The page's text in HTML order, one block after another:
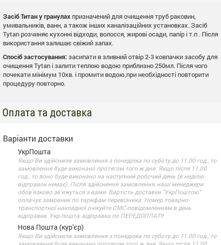
Засіб Титан у гранулах призначений для очищення труб раковин,
умивальників, ванн, а також інших каналізаційних установках. Засіб
Tytan розчиняє кухонні відходи, волосся, жирові осади, папір і т.п . Після
використання залишає свіжий запах.
Спосіб застосування: засипати в зливний отвір 2-3 ковпачки засобу для
очищення Tytan і залити теплою водою приблизно 250мл. Після чого
почекати мінімум 10хв. і промити водою,при необхідності повторити
процедуру повторно.
Оплата та доставка
Варіанти доставки
УкрПошта
Якщо Ви здійснили замовлення з понеділка по суботу до 11.00 год., то
замовлення буде виконано протягом того ж дня. Якщо після 11.00
год., то воно буде виконано на наступний робочий день (в неділю
відправок немає). Після здійснення замовлення, наші менеджери
обов'язково зв'яжуться з вами. Вартість доставки "УкрПоштою"
оплачує замовник по тарифам перевізника. Номер товарно-
транспортної накладної очікуйте СМС-повідомленням в день
відправки. Укр.пошта, відправка по ПЕРЕДОПЛАТІ!
Нова Пошта (кур'єр)
Якщо Ви здійснили замовлення з понеділка по суботу до 11.00 год., то